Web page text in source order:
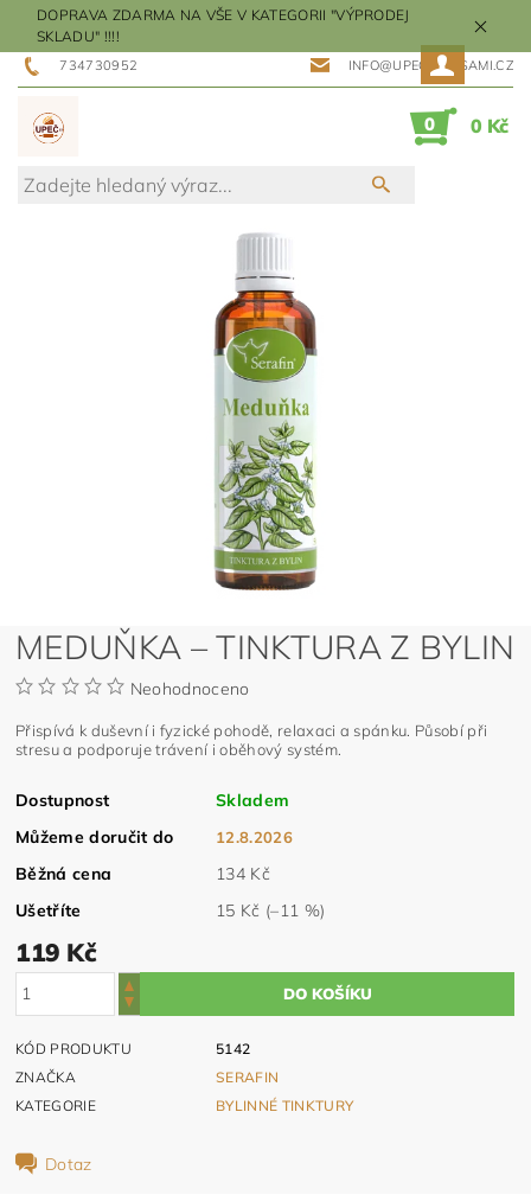
DOPRAVA ZDARMA NA VŠE V KATEGORII "VÝPRODEJ
SKLADU" !!!!
734730952 INFO@UPECMESISAMI.CZ
0 0 Kč
MEDUŇKA – TINKTURA Z BYLIN
Neohodnoceno
Přispívá k duševní i fyzické pohodě, relaxaci a spánku. Působí při
stresu a podporuje trávení i oběhový systém.
Dostupnost
Skladem
Můžeme doručit do
12.8.2026
Běžná cena
134 Kč
Ušetříte
15 Kč (–11 %)
119 Kč
KÓD PRODUKTU
5142
ZNAČKA
SERAFIN
KATEGORIE
BYLINNÉ TINKTURY
Dotaz